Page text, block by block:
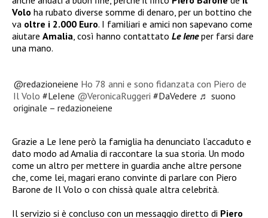
Volo ha rubato diverse somme di denaro, per un bottino che
va oltre i 2.000 Euro. I familiari e amici non sapevano come
aiutare Amalia, così hanno contattato Le Ieneper farsi dare
una mano.
@redazioneiene Ho 78 anni e sono fidanzata con Piero de
Il Volo#LeIene @VeronicaRuggeri#DaVedere ♬ suono
originale – redazioneiene
Grazie a Le Iene però la famiglia ha denunciato l’accaduto e
dato modo ad Amalia di raccontare la sua storia. Un modo
come un altro per mettere in guardia anche altre persone
che, come lei, magari erano convinte di parlare con Piero
Barone de Il Volo o con chissà quale altra celebrità.
Il servizio si è concluso con un messaggio diretto di Piero